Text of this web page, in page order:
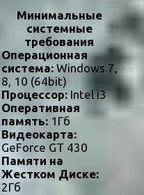
Минимальные
системные
требования
Операционная
система:Windows 7,
8, 10 (64bit)
Процессор:Intel i3
Оперативная
память:1Гб
Видеокарта:
GeForce GT 430
Памяти на
Жестком Диске:
2Гб